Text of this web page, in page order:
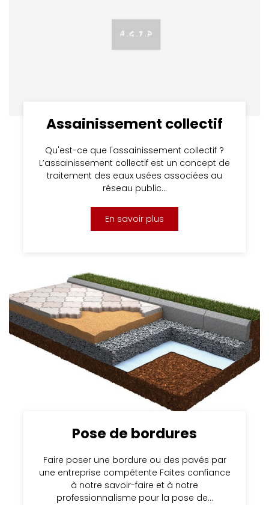
Assainissement collectif
Qu'est-ce que l'assainissement collectif ?
L’assainissement collectif est un concept de
traitement des eaux usées associées au
réseau public…
En savoir plus
Pose de bordures
Faire poser une bordure ou des pavés par
une entreprise compétente Faites confiance
à notre savoir-faire et à notre
professionnalisme pour la pose de…